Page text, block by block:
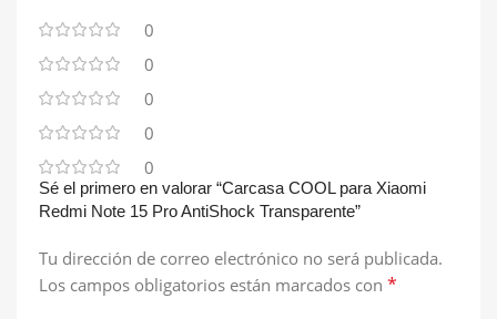
0
0
0
0
0
Sé el primero en valorar “Carcasa COOL para Xiaomi
Redmi Note 15 Pro AntiShock Transparente”
Tu dirección de correo electrónico no será publicada.
Los campos obligatorios están marcados con *